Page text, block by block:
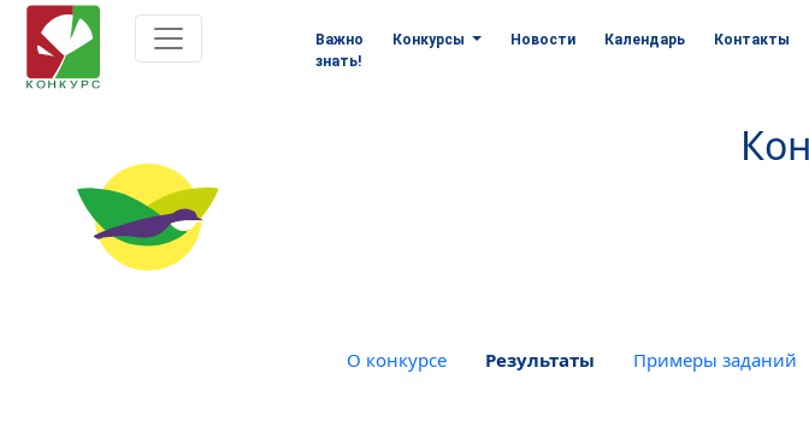
Важно
знать!
Конкурсы Новости Календарь Контакты
О конкурсе Результаты Примеры заданий